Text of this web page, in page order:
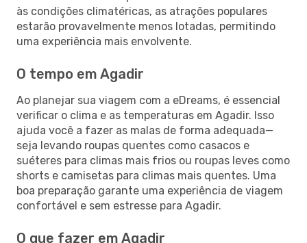
às condições climatéricas, as atrações populares
estarão provavelmente menos lotadas, permitindo
uma experiência mais envolvente.
O tempo em Agadir
Ao planejar sua viagem com a eDreams, é essencial
verificar o clima e as temperaturas em Agadir. Isso
ajuda você a fazer as malas de forma adequada—
seja levando roupas quentes como casacos e
suéteres para climas mais frios ou roupas leves como
shorts e camisetas para climas mais quentes. Uma
boa preparação garante uma experiência de viagem
confortável e sem estresse para Agadir.
O que fazer em Agadir